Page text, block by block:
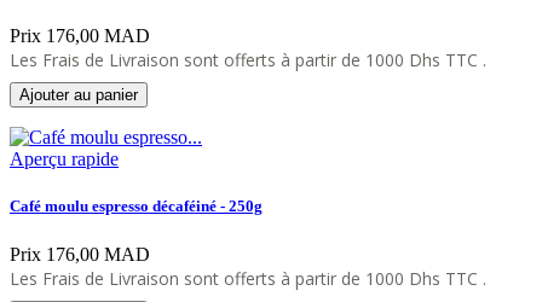
Prix 176,00 MAD
Les Frais de Livraison sont offerts à partir de 1000 Dhs TTC .
Ajouter au panier
Aperçu rapide
Café moulu espresso décaféiné - 250g
Prix 176,00 MAD
Les Frais de Livraison sont offerts à partir de 1000 Dhs TTC .